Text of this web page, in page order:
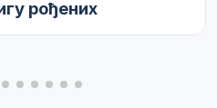
рођених